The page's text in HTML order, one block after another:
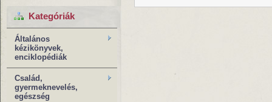
Kategóriák
Általános
kézikönyvek,
enciklopédiák
Család,
gyermeknevelés,
egészség